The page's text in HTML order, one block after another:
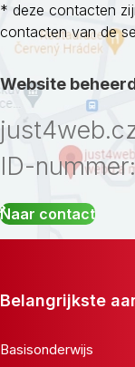
* deze contacten
contacten van de
Website
ID-
Naar contact
Belangrijkste
Basisonderwijs